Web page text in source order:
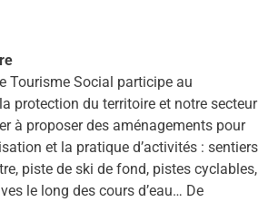
Tourisme Social participe au
protection du territoire et notre secteur
à proposer des aménagements pour
et la pratique d’activités : sentiers
piste de ski de fond, pistes cyclables,
le long des cours d’eau… De